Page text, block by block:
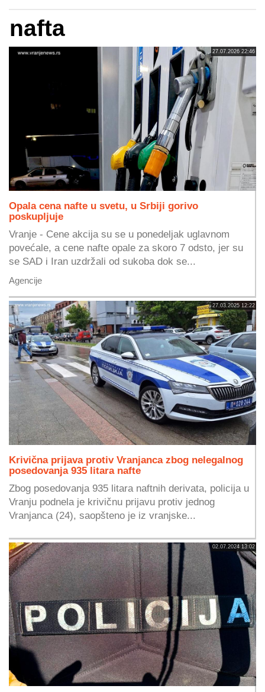
nafta
27.07.2026 22:46
Opala cena nafte u svetu, u Srbiji gorivo
poskupljuje
Vranje - Cene akcija su se u ponedeljak uglavnom
povećale, a cene nafte opale za skoro 7 odsto, jer su
se SAD i Iran uzdržali od sukoba dok se...
Agencije
27.03.2025 12:22
Krivična prijava protiv Vranjanca zbog nelegalnog
posedovanja 935 litara nafte
Zbog posedovanja 935 litara naftnih derivata, policija u
Vranju podnela je krivičnu prijavu protiv jednog
Vranjanca (24), saopšteno je iz vranjske...
02.07.2024 13:02